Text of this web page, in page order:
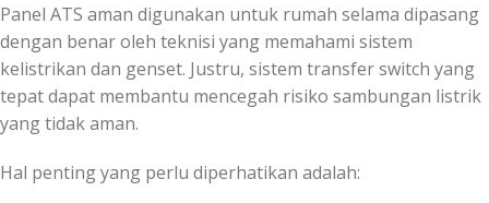
Panel ATS aman digunakan untuk rumah selama dipasang
dengan benar oleh teknisi yang memahami sistem
kelistrikan dan genset. Justru, sistem transfer switch yang
tepat dapat membantu mencegah risiko sambungan listrik
yang tidak aman.
Hal penting yang perlu diperhatikan adalah: